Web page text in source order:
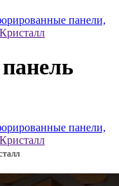
панели,
панели,